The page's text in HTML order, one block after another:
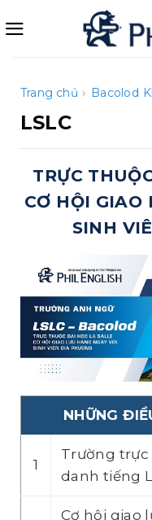
qua
Trang chủ › Bacolod
LSLC
TRỰC
CƠ HỘI GIAO
SINH
NHỮNG
1
Trường
danh tiếng
Cơ hội giao